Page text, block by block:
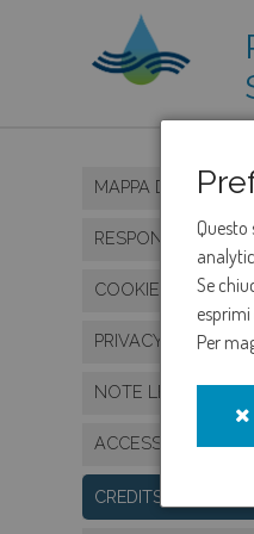
Se
Per
MAPPA DEL SITO
RESPONSABILE
COOKIE
PRIVACY POLICY
NOTE LEGALI
ACCESSIBILITÀ
CREDITS